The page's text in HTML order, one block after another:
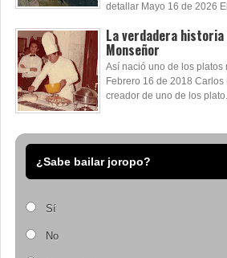
detallar Mayo 16 de 2026 El
La verdadera
Monseñor
Así nació uno de los platos
Febrero 16 de 2018 Carlos
creador de uno de los plato...
¿Sabe bailar joropo?
Sí
No